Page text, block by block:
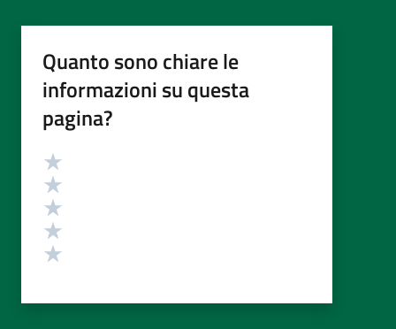
Quanto sono chiare le
informazioni su questa
pagina?
Valutazione